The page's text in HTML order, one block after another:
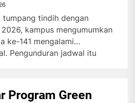
tumpang tindih dengan
kampus mengumumkan
ke-141 mengalami
Pengunduran jadwal itu
Program Green